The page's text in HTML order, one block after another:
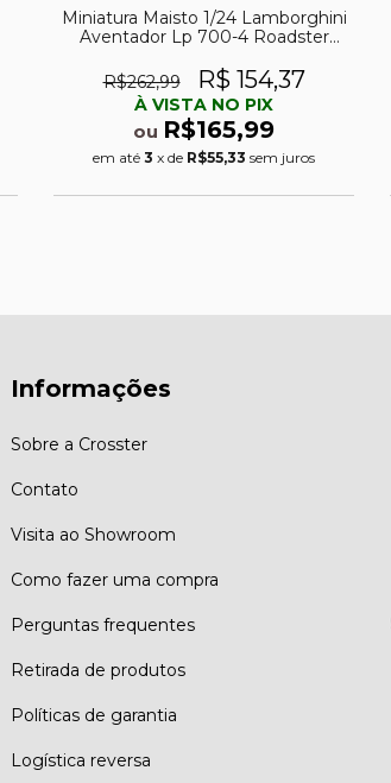
Miniatura Maisto 1/24 Lamborghini
Aventador Lp 700-4 Roadster
R$262,99
R$ 154,37
À VISTA NO PIX
ou R$165,99
em até 3 x de R$55,33 sem juros
Informações
Sobre a Crosster
Contato
Visita ao Showroom
Como fazer uma compra
Perguntas frequentes
Retirada de produtos
Políticas de garantia
Logística reversa